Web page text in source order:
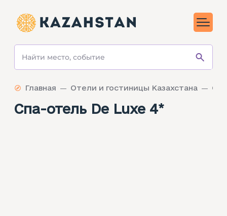
Спа-отель De Luxe 4*
Главная Отели и гостиницы Казахстана